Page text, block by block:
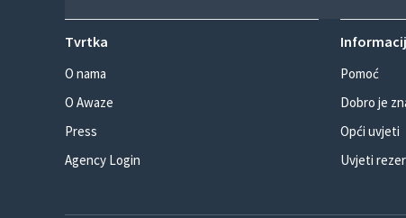
Tvrtka
O nama
O Awaze
Press
Agency Login
Pomoć
Dobro je
Opći uvjeti
Uvjeti